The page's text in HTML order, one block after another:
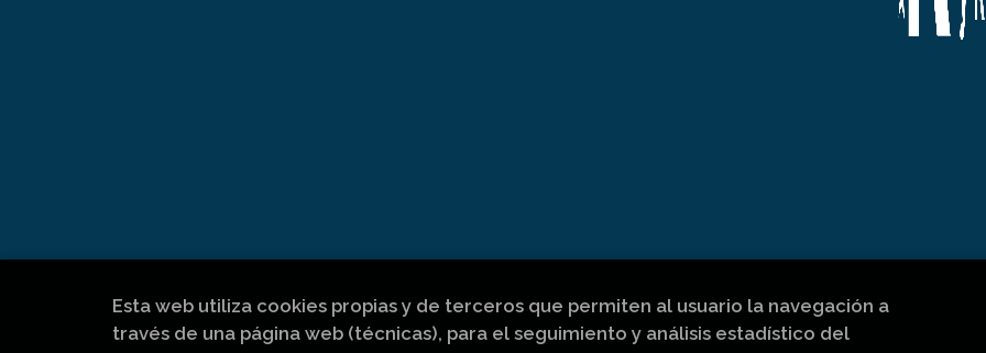
Esta web utiliza cookies propias y de terceros que permiten al usuario la navegación a
través de una página web (técnicas), para el seguimiento y análisis estadístico del